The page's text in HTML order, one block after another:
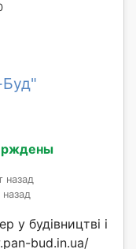
назад
у будівництві і
bud.in.ua/